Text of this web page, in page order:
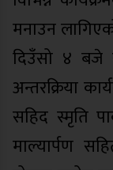
मनाउन
दिउँसो ४ बजे
अन्तरक्रिया
सहिद स्मृति
माल्यार्पण